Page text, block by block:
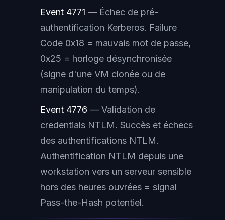
Event 4771 — Échec de pré-
authentification Kerberos. Failure
Code 0x18 = mauvais mot de passe,
0x25 = horloge désynchronisée
(signe d'une VM clonée ou de
manipulation du temps).
Event 4776 — Validation de
credentials NTLM. Succès et échecs
des authentifications NTLM.
Authentification NTLM depuis une
workstation vers un serveur sensible
hors des heures ouvrées = signal
Pass-the-Hash potentiel.